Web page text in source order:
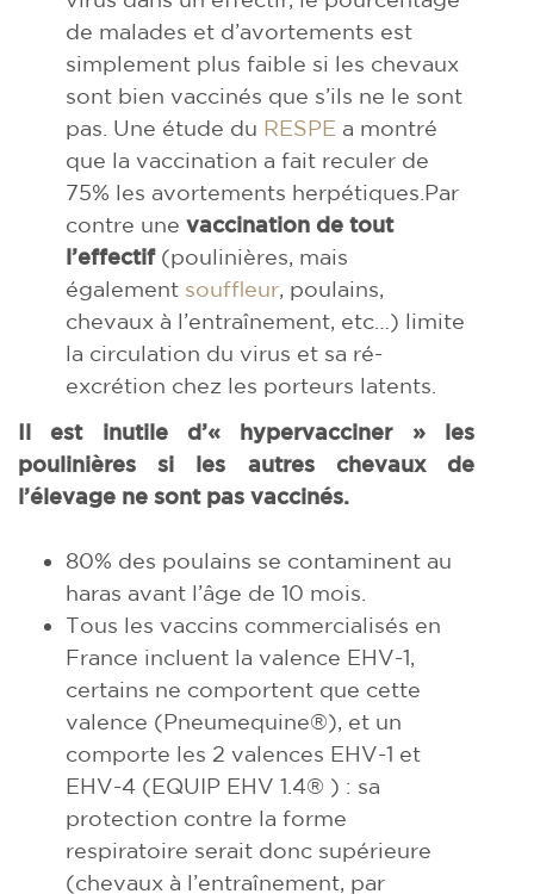
de malades et d’avortements est
simplement plus faible si les chevaux
sont bien vaccinés que s’ils ne le sont
pas. Une étude du RESPE a montré
que la vaccination a fait reculer de
75% les avortements herpétiques.Par
contre une vaccination de tout
l’effectif(poulinières, mais
également souffleur , poulains,
chevaux à l’entraînement, etc…) limite
la circulation du virus et sa ré-
excrétion chez les porteurs latents.
Il est inutile d’« hypervacciner » les
poulinières si les autres chevaux de
l’élevage ne sont pas vaccinés.
80% des poulains se contaminent au
haras avant l’âge de 10 mois.
Tous les vaccins commercialisés en
France incluent la valence EHV-1,
certains ne comportent que cette
valence (Pneumequine®), et un
comporte les 2 valences EHV-1 et
EHV-4 (EQUIP EHV 1.4® ) : sa
protection contre la forme
respiratoire serait donc supérieure
(chevaux à l’entraînement, par